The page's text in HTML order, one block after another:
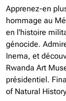
Apprenez-en
hommage au
en l'histoire
génocide.
Inema, et
Rwanda Art
présidentiel.
of Natural